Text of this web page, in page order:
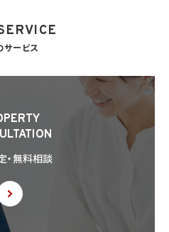
サービス
・無料相談